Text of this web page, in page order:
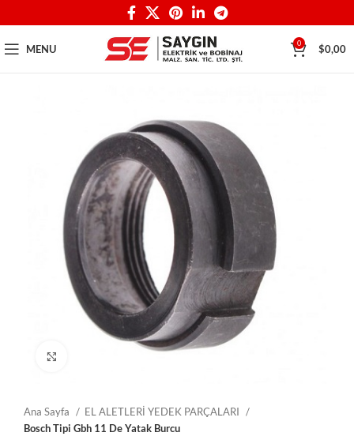
MENU 0 $0,00
Ana Sayfa
EL ALETLERİ YEDEK PARÇALARI
Bosch Tipi Gbh 11 De Yatak Burcu